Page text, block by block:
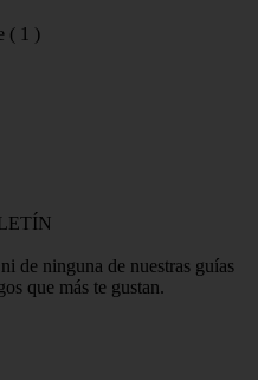
( 1 )
de ninguna de nuestras guías
que más te gustan.